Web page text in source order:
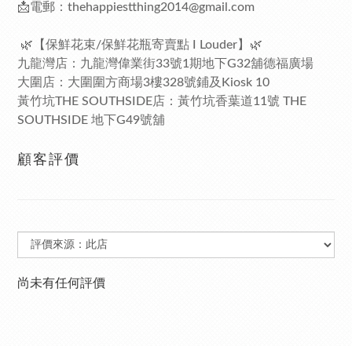
📩電郵：thehappiestthing2014@gmail.com
🌿【保鮮花束/保鮮花瓶寄賣點 I Louder】🌿
九龍灣店：九龍灣偉業街33號1期地下G32舖德福廣場
大圍店：大圍圍方商場3樓328號鋪及Kiosk 10
黃竹坑THE SOUTHSIDE店：黃竹坑香葉道11號 THE
SOUTHSIDE 地下G49號舖
顧客評價
尚未有任何評價